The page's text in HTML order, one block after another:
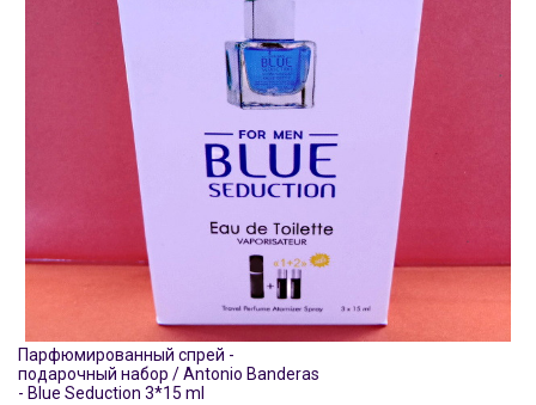
Парфюмированный спрей -
подарочный набор / Antonio Banderas
- Blue Seduction 3*15 ml